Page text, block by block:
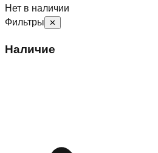
Нет в наличии
Фильтры
✕
Наличие